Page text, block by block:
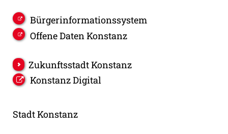
Bürgerinformationssystem
Offene Daten Konstanz
Zukunftsstadt Konstanz
Konstanz Digital
Stadt Konstanz